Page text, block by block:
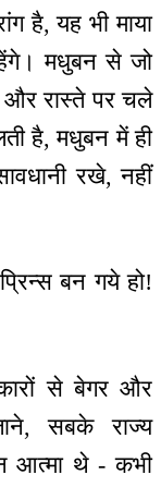
है, यह भी माया
मधुबन से जो
और रास्ते पर चले
है, मधुबन में ही
रखे, नहीं
बन गये हो!
से बेगर और
सबके राज्य
आत्मा थे - कभी